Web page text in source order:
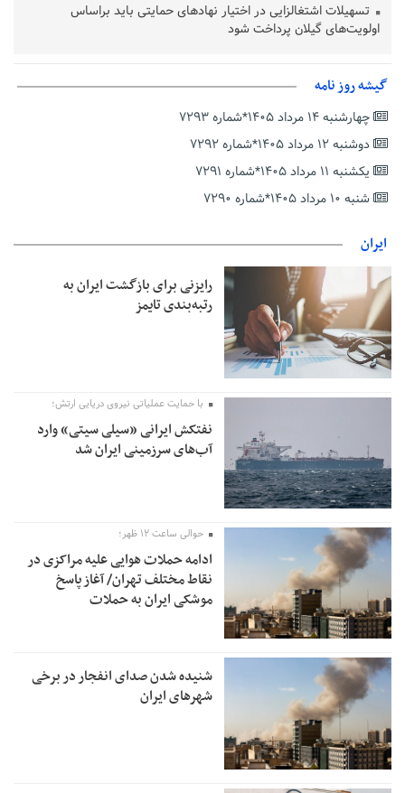
تسهیلات اشتغالزایی در اختیار نهادهای حمایتی باید براساس
اولویت‌های گیلان پرداخت شود
دفتر رهبر انقلاب: مطالب خارج از مراجع رسمی فاقد سندیت است
بقائی: فضای مذاکرات فنی و سیاسی ایران و عمان درباره تنگه هرمز،
مثبت است
رئیس سازمان جهاد کشاورزی استان: کشاورزان گیلان نسبت به
دریافت یارانه کود اقدام کنند
گیشه روز نامه
چهارشنبه ۱۴ مرداد ۱۴۰۵*شماره ۷۲۹۳
دوشنبه ۱۲ مرداد ۱۴۰۵*شماره ۷۲۹۲
یکشنبه ۱۱ مرداد ۱۴۰۵*شماره ۷۲۹۱
شنبه ۱۰ مرداد ۱۴۰۵*شماره ۷۲۹۰
ایران
رایزنی برای بازگشت ایران به
رتبه‌بندی تایمز
با حمایت عملیاتی نیروی دریایی ارتش؛
نفتکش ایرانی «سیلی سیتی» وارد
آب‌های سرزمینی ایران شد
حوالی ساعت ۱۲ ظهر؛
ادامه حملات هوایی علیه مراکزی در
نقاط مختلف تهران/ آغاز پاسخ
موشکی ایران به حملات
شنیده شدن صدای انفجار در برخی
شهرهای ایران